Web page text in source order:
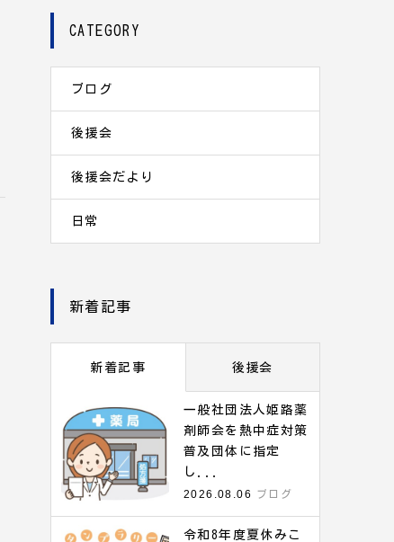
CATEGORY
ブログ
後援会
後援会だより
日常
新着記事
新着記事 後援会
一般社団法人姫路薬
剤師会を熱中症対策
普及団体に指定
し...
2026.08.06
ブログ
令和8年度夏休みこ